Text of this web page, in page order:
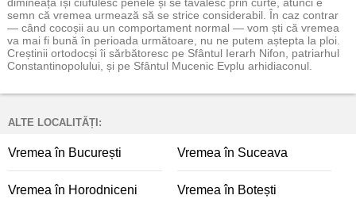
semn că vremea urmează să se strice considerabil. În caz contrar
— când cocoșii au un comportament normal — vom ști că vremea
va mai fi bună în perioada următoare, nu ne putem aștepta la ploi.
Creștinii ortodocși îi sărbătoresc pe Sfântul Ierarh Nifon, patriarhul
Constantinopolului, și pe Sfântul Mucenic Evplu arhidiaconul.
ALTE LOCALITĂȚI:
Vremea în București Vremea în Suceava
Vremea în Horodniceni Vremea în Botești